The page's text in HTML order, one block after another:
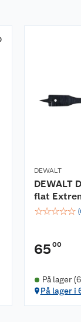
DEWALT
DEWALT
flat
☆☆☆☆☆ (
65 00
På lager
På lager i